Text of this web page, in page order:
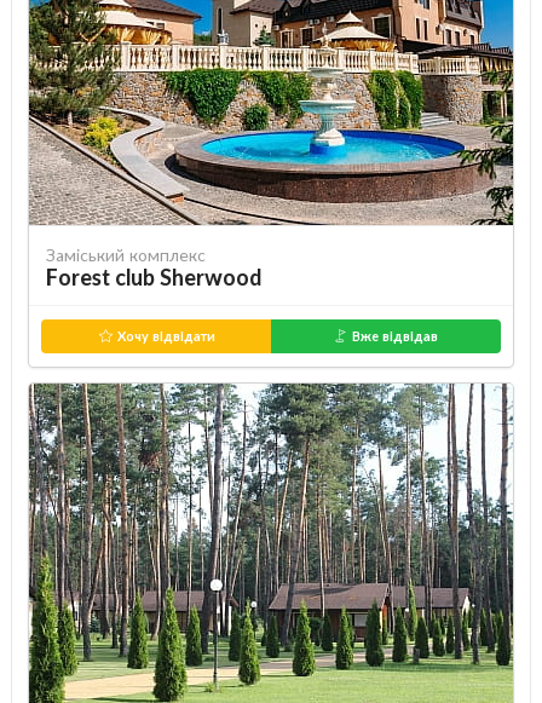
Заміський комплекс
Forest club Sherwood
Хочу відвідати Вже відвідав